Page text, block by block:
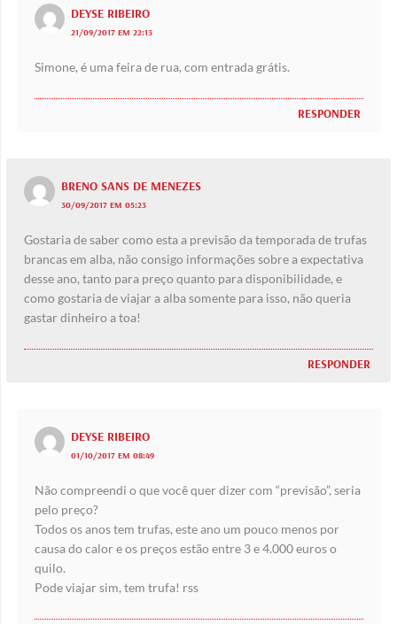
DEYSE RIBEIRO
21/09/2017 EM 22:13
Simone, é uma feira de rua, com entrada grátis.
RESPONDER
BRENO SANS DE MENEZES
30/09/2017 EM 05:23
Gostaria de saber como esta a previsão da temporada de trufas
brancas em alba, não consigo informações sobre a expectativa
desse ano, tanto para preço quanto para disponibilidade, e
como gostaria de viajar a alba somente para isso, não queria
gastar dinheiro a toa!
RESPONDER
DEYSE RIBEIRO
01/10/2017 EM 08:49
Não compreendi o que você quer dizer com “previsão”, seria
pelo preço?
Todos os anos tem trufas, este ano um pouco menos por
causa do calor e os preços estão entre 3 e 4.000 euros o
quilo.
Pode viajar sim, tem trufa! rss